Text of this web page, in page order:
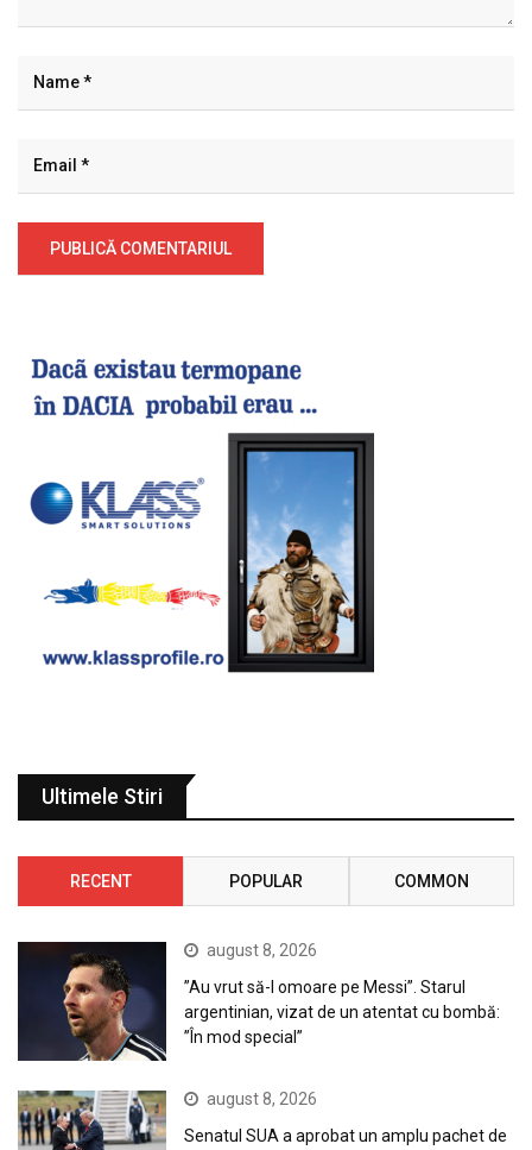
Ultimele Stiri
RECENT POPULAR COMMON
august 8, 2026
”Au vrut să-l omoare pe Messi”. Starul
argentinian, vizat de un atentat cu bombă:
”În mod special”
august 8, 2026
Senatul SUA a aprobat un amplu pachet de